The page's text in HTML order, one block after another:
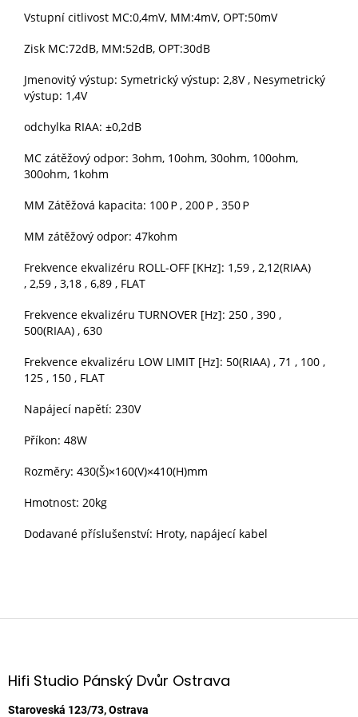
Vstupní citlivost MC:0,4mV, MM:4mV, OPT:50mV
Zisk MC:72dB, MM:52dB, OPT:30dB
Jmenovitý výstup: Symetrický výstup: 2,8V , Nesymetrický
výstup: 1,4V
odchylka RIAA: ±0,2dB
MC zátěžový odpor: 3ohm, 10ohm, 30ohm, 100ohm,
300ohm, 1kohm
MM Zátěžová kapacita: 100Ｐ, 200Ｐ, 350Ｐ
MM zátěžový odpor: 47kohm
Frekvence ekvalizéru ROLL-OFF [KHz]: 1,59 , 2,12(RIAA)
, 2,59 , 3,18 , 6,89 , FLAT
Frekvence ekvalizéru TURNOVER [Hz]: 250 , 390 ,
500(RIAA) , 630
Frekvence ekvalizéru LOW LIMIT [Hz]: 50(RIAA) , 71 , 100 ,
125 , 150 , FLAT
Napájecí napětí: 230V
Příkon: 48W
Rozměry: 430(Š)×160(V)×410(H)mm
Hmotnost: 20kg
Dodavané příslušenství: Hroty, napájecí kabel
Z
aHifi Studio Pánský Dvůr Ostrava
Staroveská 123/73, Ostrava